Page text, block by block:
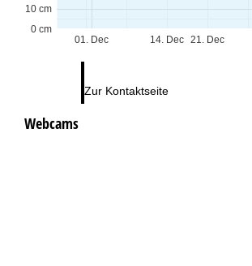
Zur Kontaktseite
01. Dec 14. Dec 21. Dec
0 cm
10 cm
Webcams